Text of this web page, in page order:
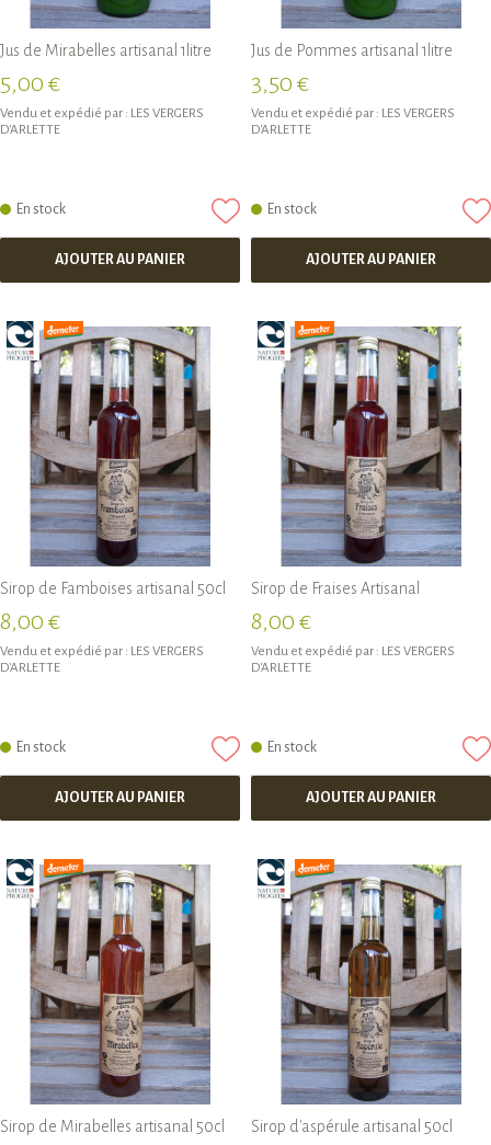
Jus de Mirabelles artisanal 1litre
5,00 €
Vendu et expédié par : LES VERGERS
D'ARLETTE
En stock
AJOUTER AU PANIER
Jus de Pommes artisanal 1litre
3,50 €
Vendu et expédié par : LES VERGERS
D'ARLETTE
En stock
AJOUTER AU PANIER
Sirop de Famboises artisanal 50cl
8,00 €
Vendu et expédié par : LES VERGERS
D'ARLETTE
En stock
AJOUTER AU PANIER
Sirop de Fraises Artisanal
8,00 €
Vendu et expédié par : LES VERGERS
D'ARLETTE
En stock
AJOUTER AU PANIER
Sirop de Mirabelles artisanal 50cl Sirop d'aspérule artisanal 50cl